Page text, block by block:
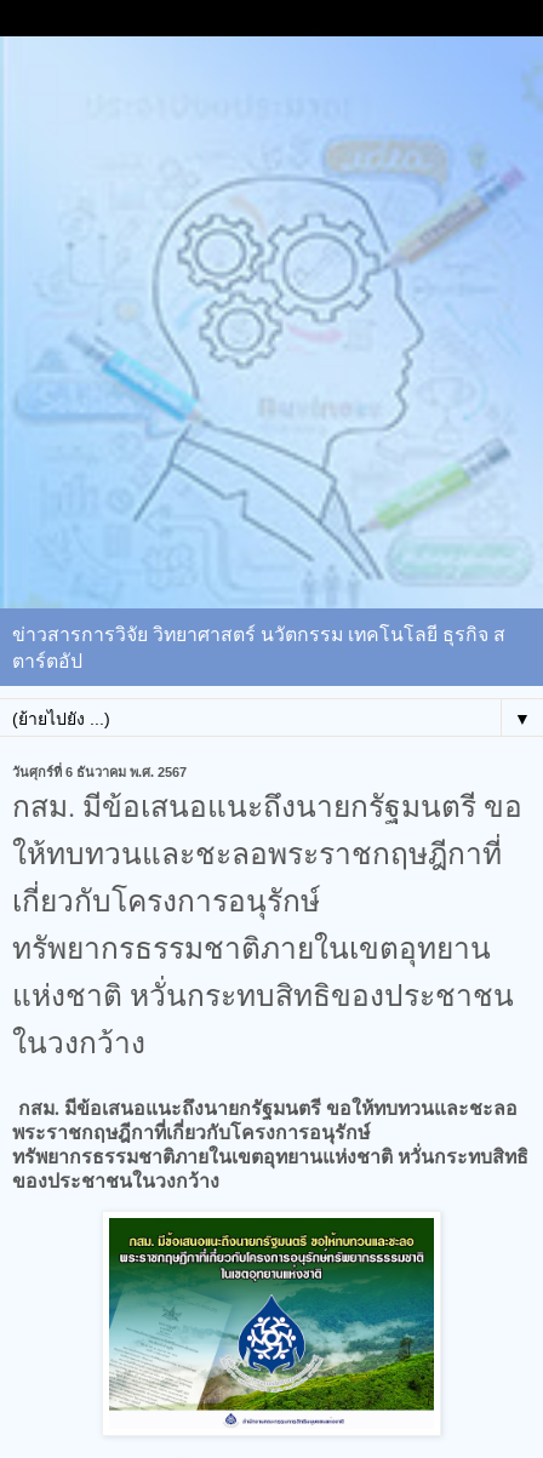
ข่าวสารการวิจัย วิทยาศาสตร์ นวัตกรรม เทคโนโลยี ธุรกิจ ส
ตาร์ตอัป
▼
วันศุกร์ที่ 6 ธันวาคม พ.ศ. 2567
กสม. มีข้อเสนอแนะถึงนายกรัฐมนตรี ขอ
ให้ทบทวนและชะลอพระราชกฤษฎีกาที่
เกี่ยวกับโครงการอนุรักษ์
ทรัพยากรธรรมชาติภายในเขตอุทยาน
แห่งชาติ หวั่นกระทบสิทธิของประชาชน
ในวงกว้าง
กสม. มีข้อเสนอแนะถึงนายกรัฐมนตรี ขอให้ทบทวนและชะลอ
พระราชกฤษฎีกาที่เกี่ยวกับโครงการอนุรักษ์
ทรัพยากรธรรมชาติภายในเขตอุทยานแห่งชาติ หวั่นกระทบสิทธิ
ของประชาชนในวงกว้าง